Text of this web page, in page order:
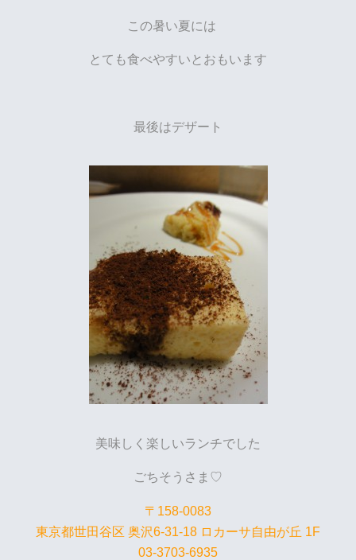
この暑い夏には
とても食べやすいとおもいます
最後はデザート
美味しく楽しいランチでした
ごちそうさま♡
〒158-0083
東京都世田谷区 奥沢6-31-18 ロカーサ自由が丘 1F
03-3703-6935